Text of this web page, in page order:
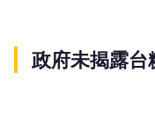
政府未揭露